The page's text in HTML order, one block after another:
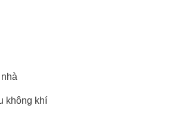
không khí